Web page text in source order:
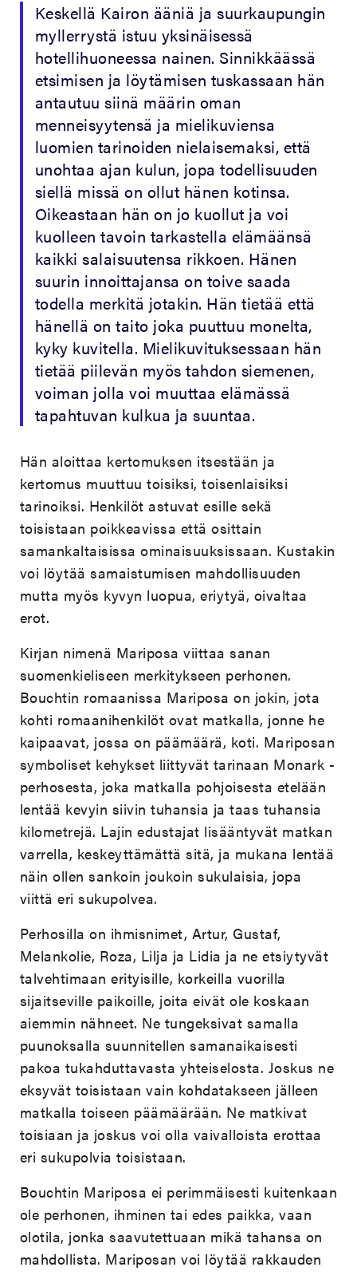
Keskellä Kairon ääniä ja suurkaupungin
myllerrystä istuu yksinäisessä
hotellihuoneessa nainen. Sinnikkäässä
etsimisen ja löytämisen tuskassaan hän
antautuu siinä määrin oman
menneisyytensä ja mielikuviensa
luomien tarinoiden nielaisemaksi, että
unohtaa ajan kulun, jopa todellisuuden
siellä missä on ollut hänen kotinsa.
Oikeastaan hän on jo kuollut ja voi
kuolleen tavoin tarkastella elämäänsä
kaikki salaisuutensa rikkoen. Hänen
suurin innoittajansa on toive saada
todella merkitä jotakin. Hän tietää että
hänellä on taito joka puuttuu monelta,
kyky kuvitella. Mielikuvituksessaan hän
tietää piilevän myös tahdon siemenen,
voiman jolla voi muuttaa elämässä
tapahtuvan kulkua ja suuntaa.
Hän aloittaa kertomuksen itsestään ja
kertomus muuttuu toisiksi, toisenlaisiksi
tarinoiksi. Henkilöt astuvat esille sekä
toisistaan poikkeavissa että osittain
samankaltaisissa ominaisuuksissaan. Kustakin
voi löytää samaistumisen mahdollisuuden
mutta myös kyvyn luopua, eriytyä, oivaltaa
erot.
Kirjan nimenä Mariposa viittaa sanan
suomenkieliseen merkitykseen perhonen.
Bouchtin romaanissa Mariposa on jokin, jota
kohti romaanihenkilöt ovat matkalla, jonne he
kaipaavat, jossa on päämäärä, koti. Mariposan
symboliset kehykset liittyvät tarinaan Monark -
perhosesta, joka matkalla pohjoisesta etelään
lentää kevyin siivin tuhansia ja taas tuhansia
kilometrejä. Lajin edustajat lisääntyvät matkan
varrella, keskeyttämättä sitä, ja mukana lentää
näin ollen sankoin joukoin sukulaisia, jopa
viittä eri sukupolvea.
Perhosilla on ihmisnimet, Artur, Gustaf,
Melankolie, Roza, Lilja ja Lidia ja ne etsiytyvät
talvehtimaan erityisille, korkeilla vuorilla
sijaitseville paikoille, joita eivät ole koskaan
aiemmin nähneet. Ne tungeksivat samalla
puunoksalla suunnitellen samanaikaisesti
pakoa tukahduttavasta yhteiselosta. Joskus ne
eksyvät toisistaan vain kohdatakseen jälleen
matkalla toiseen päämäärään. Ne matkivat
toisiaan ja joskus voi olla vaivalloista erottaa
eri sukupolvia toisistaan.
Bouchtin Mariposa ei perimmäisesti kuitenkaan
ole perhonen, ihminen tai edes paikka, vaan
olotila, jonka saavutettuaan mikä tahansa on
mahdollista. Mariposan voi löytää rakkauden